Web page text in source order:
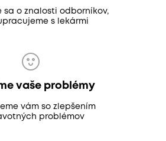
sa o znalosti odborníkov,
s lekármi
vaše problémy
vám so zlepšením
problémov